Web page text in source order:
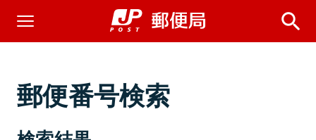
郵便番号検索